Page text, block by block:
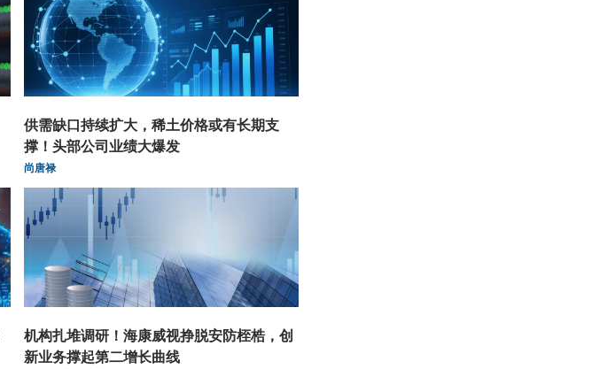
供需缺口持续扩大，稀土价格或有长期支
撑！头部公司业绩大爆发
尚唐禄
机构扎堆调研！海康威视挣脱安防桎梏，创
新业务撑起第二增长曲线